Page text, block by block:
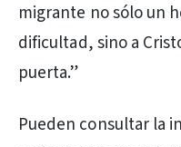
migrante no sólo un
dificultad, sino a
puerta.”
Pueden consultar la